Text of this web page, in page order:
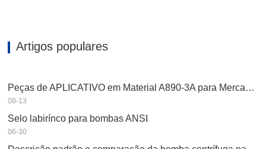
Artigos populares
Peças de APLICATIVO em Material A890-3A para Mercado Asiático
08-13
Selo labirínco para bombas ANSI
06-30